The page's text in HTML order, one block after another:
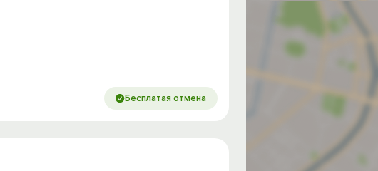
Бесплатая отмена